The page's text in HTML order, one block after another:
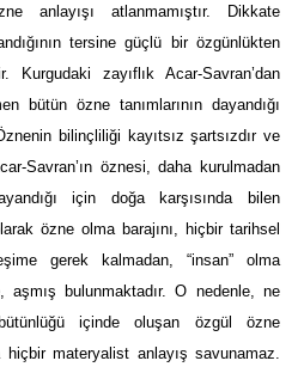
anlayışı atlanmamıştır. Dikkate
tersine güçlü bir özgünlükten
Kurgudaki zayıflık Acar-Savran’dan
bütün özne tanımlarının dayandığı
bilinçliliği kayıtsız şartsızdır ve
Savran’ın öznesi, daha kurulmadan
için doğa karşısında bilen
özne olma barajını, hiçbir tarihsel
gerek kalmadan, “insan” olma
aşmış bulunmaktadır. O nedenle, ne
içinde oluşan özgül özne
hiçbir materyalist anlayış savunamaz.